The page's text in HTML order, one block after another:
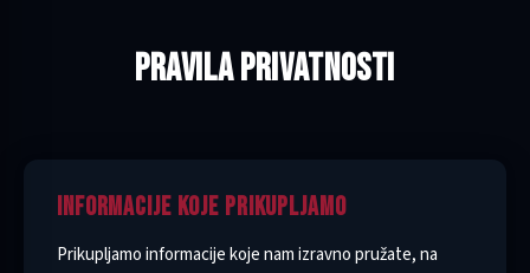
PRAVILA PRIVATNOSTI
INFORMACIJE KOJE PRIKUPLJAMO
Prikupljamo informacije koje nam izravno pružate, na